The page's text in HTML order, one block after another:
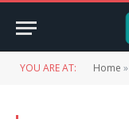
YOU ARE AT: Home »